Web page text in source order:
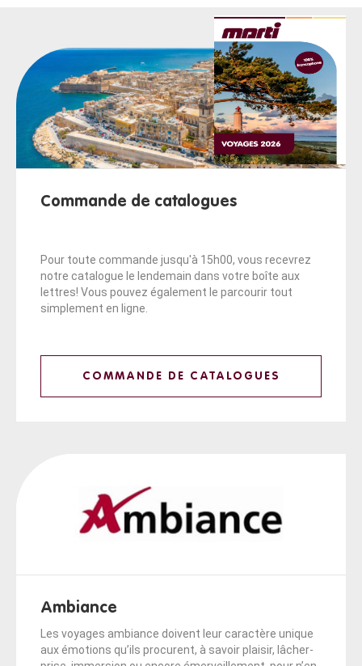
Commande de catalogues
Pour toute commande jusqu'à 15h00, vous recevrez
notre catalogue le lendemain dans votre boîte aux
lettres! Vous pouvez également le parcourir tout
simplement en ligne.
COMMANDE DE CATALOGUES
Ambiance
Les voyages ambiance doivent leur caractère unique
aux émotions qu’ils procurent, à savoir plaisir, lâcher-